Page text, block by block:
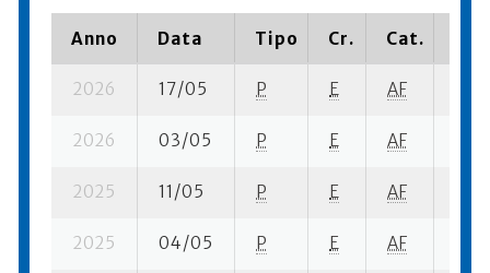
Anno Data Tipo Cr. Cat.
2026 17/05 P E AF
2026 03/05 P E AF
2025 11/05 P E AF
2025 04/05 P E AF